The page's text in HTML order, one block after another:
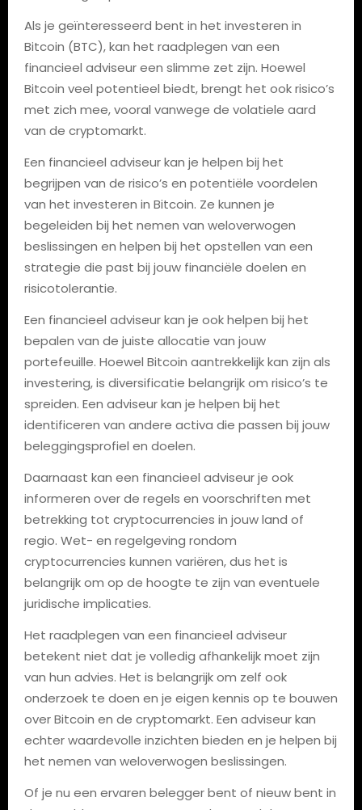
Als je geïnteresseerd bent in het investeren in
Bitcoin (BTC), kan het raadplegen van een
financieel adviseur een slimme zet zijn. Hoewel
Bitcoin veel potentieel biedt, brengt het ook risico’s
met zich mee, vooral vanwege de volatiele aard
van de cryptomarkt.
Een financieel adviseur kan je helpen bij het
begrijpen van de risico’s en potentiële voordelen
van het investeren in Bitcoin. Ze kunnen je
begeleiden bij het nemen van weloverwogen
beslissingen en helpen bij het opstellen van een
strategie die past bij jouw financiële doelen en
risicotolerantie.
Een financieel adviseur kan je ook helpen bij het
bepalen van de juiste allocatie van jouw
portefeuille. Hoewel Bitcoin aantrekkelijk kan zijn als
investering, is diversificatie belangrijk om risico’s te
spreiden. Een adviseur kan je helpen bij het
identificeren van andere activa die passen bij jouw
beleggingsprofiel en doelen.
Daarnaast kan een financieel adviseur je ook
informeren over de regels en voorschriften met
betrekking tot cryptocurrencies in jouw land of
regio. Wet- en regelgeving rondom
cryptocurrencies kunnen variëren, dus het is
belangrijk om op de hoogte te zijn van eventuele
juridische implicaties.
Het raadplegen van een financieel adviseur
betekent niet dat je volledig afhankelijk moet zijn
van hun advies. Het is belangrijk om zelf ook
onderzoek te doen en je eigen kennis op te bouwen
over Bitcoin en de cryptomarkt. Een adviseur kan
echter waardevolle inzichten bieden en je helpen bij
het nemen van weloverwogen beslissingen.
Of je nu een ervaren belegger bent of nieuw bent in